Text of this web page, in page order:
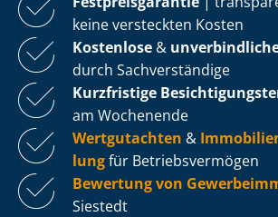
keine versteckten Kosten
Kostenlose &
durch Sachverständige
Kurzfristige
am Wochenende
Wertgutachten &
lungfür Be­triebs­ver­mö­gen
Bewertung von
Siestedt